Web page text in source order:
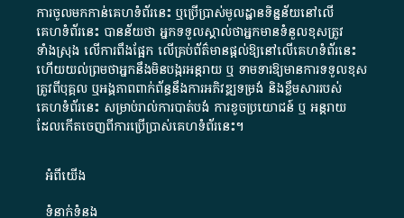
ការចូលមកកាន់គេហទំព័រនេះ ឬប្រើប្រាស់មូលដ្ឋានទិន្នន័យនៅលើ
គេហទំព័រនេះ បានន័យថា អ្នកទទួលស្គាល់ថាអ្នកមានទំនួលខុសត្រូវ
ទាំងស្រុង លើការពឹងផ្អែក លើគ្រប់ព័ត៌មានផ្តល់ឱ្យនៅលើគេហទំព័រនេះ
ហើយយល់ព្រមថាអ្នកនឹងមិនបង្ករអន្តរាយ ឬ ទាមទារ​ឱ្យមានការទទួលខុស​
ត្រូវពីបុគ្គល ឬអង្គភាពពាក់ព័ន្ធនឹងការអភិវឌ្ឍទម្រង់ និងខ្លឹមសាររបស់
គេហទំព័រនេះ សម្រាប់រាល់ការបាត់បង់ ការខូចប្រយោជន៍ ឬ អន្តរាយ
ដែលកើតចេញពីការប្រើប្រាស់គេហទំព័រនេះ។
អំពី​យើង​
ទំនាក់ទំនង